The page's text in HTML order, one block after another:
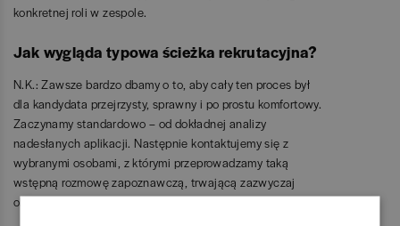
konkretnej roli w zespole.
Jak wygląda typowa ścieżka rekrutacyjna?
N.K.: Zawsze bardzo dbamy o to, aby cały ten proces był
dla kandydata przejrzysty, sprawny i po prostu komfortowy.
Zaczynamy standardowo – od dokładnej analizy
nadesłanych aplikacji. Następnie kontaktujemy się z
wybranymi osobami, z którymi przeprowadzamy taką
wstępną rozmowę zapoznawczą, trwającą zazwyczaj
około 30 do 40 minut.